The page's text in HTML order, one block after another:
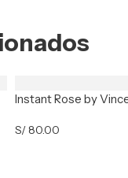
Instant Rose by
S/80.00